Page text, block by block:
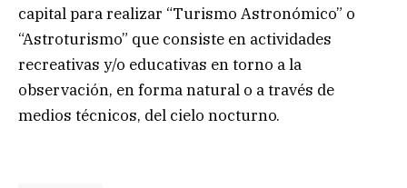
capital para realizar “Turismo Astronómico” o
“Astroturismo” que consiste en actividades
recreativas y/o educativas en torno a la
observación, en forma natural o a través de
medios técnicos, del cielo nocturno.